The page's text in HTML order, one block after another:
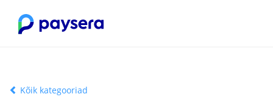
Kõik kategooriad